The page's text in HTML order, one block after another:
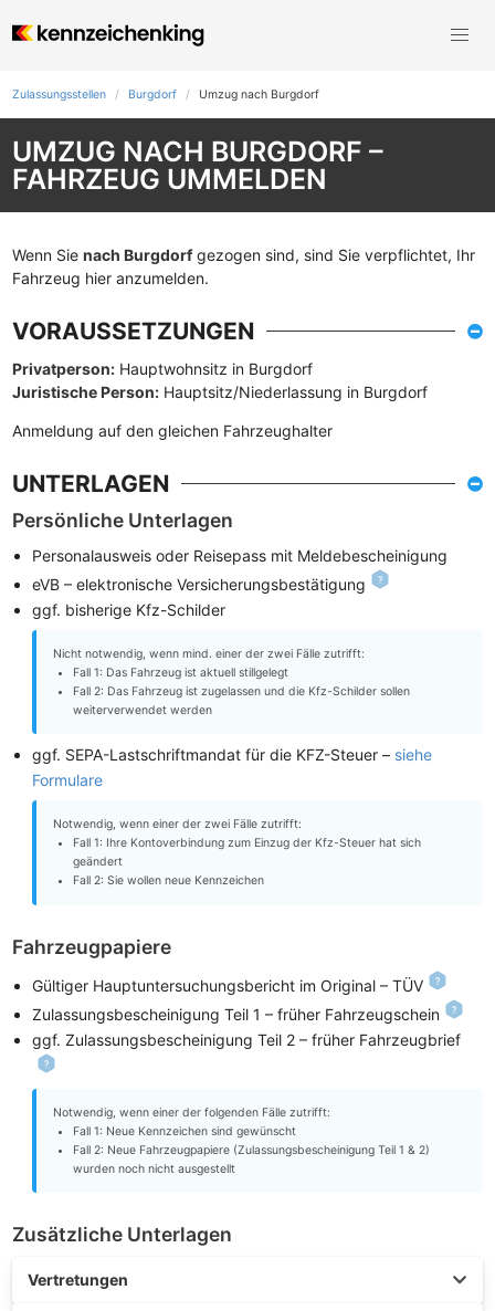
Zulassungsstellen Burgdorf Umzug nach Burgdorf
UMZUG NACH BURGDORF –
FAHRZEUG UMMELDEN
Wenn Sie nach Burgdorfgezogen sind, sind Sie verpflichtet, Ihr
Fahrzeug hier anzumelden.
VORAUSSETZUNGEN
Privatperson: Hauptwohnsitz in Burgdorf
Juristische Person: Hauptsitz/Niederlassung in Burgdorf
Anmeldung auf den gleichen Fahrzeughalter
UNTERLAGEN
Persönliche Unterlagen
Personalausweis oder Reisepass mit Meldebescheinigung
eVB – elektronische Versicherungsbestätigung
ggf. bisherige Kfz-Schilder
Nicht notwendig, wenn mind. einer der zwei Fälle zutrifft:
Fall 1: Das Fahrzeug ist aktuell stillgelegt
Fall 2: Das Fahrzeug ist zugelassen und die Kfz-Schilder sollen
weiterverwendet werden
ggf. SEPA-Lastschriftmandat für die KFZ-Steuer – siehe
Formulare
Notwendig, wenn einer der zwei Fälle zutrifft:
Fall 1: Ihre Kontoverbindung zum Einzug der Kfz-Steuer hat sich
geändert
Fall 2: Sie wollen neue Kennzeichen
Fahrzeugpapiere
Gültiger Hauptuntersuchungsbericht im Original – TÜV
Zulassungsbescheinigung Teil 1 – früher Fahrzeugschein
ggf. Zulassungsbescheinigung Teil 2 – früher Fahrzeugbrief
Notwendig, wenn einer der folgenden Fälle zutrifft:
Fall 1: Neue Kennzeichen sind gewünscht
Fall 2: Neue Fahrzeugpapiere (Zulassungsbescheinigung Teil 1 & 2)
wurden noch nicht ausgestellt
Zusätzliche Unterlagen
Vertretungen